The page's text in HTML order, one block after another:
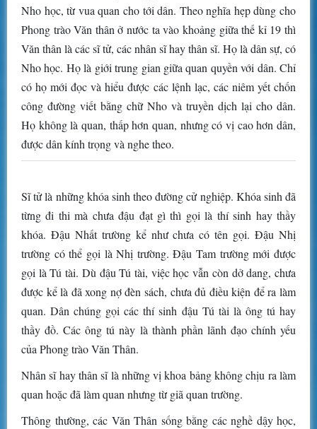
Nho học, từ vua quan cho tới dân. Theo nghĩa hẹp dùng cho
Phong trào Văn thân ở nước ta vào khoảng giữa thế kỉ 19 thì
Văn thân là các sĩ tử, các nhân sĩ hay thân sĩ. Họ là dân sự, có
Nho học. Họ là giới trung gian giữa quan quyền với dân. Chỉ
có họ mới đọc và hiểu được các lệnh lạc, các niêm yết chốn
công đường viết bằng chữ Nho và truyền dịch lại cho dân.
Họ không là quan, thấp hơn quan, nhưng có vị cao hơn dân,
được dân kính trọng và nghe theo.
Sĩ tử là những khóa sinh theo đường cử nghiệp. Khóa sinh đã
từng đi thi mà chưa đậu đạt gì thì gọi là thí sinh hay thầy
khóa. Đậu Nhất trường kể như chưa có tên gọi. Đậu Nhị
trường có thể gọi là Nhị trường. Đậu Tam trường mới được
gọi là Tú tài. Dù đậu Tú tài, việc học vẫn còn dở dang, chưa
được kể là đã xong nợ đèn sách, chưa đủ điều kiện để ra làm
quan. Dân chúng gọi các thí sinh đậu Tú tài là ông tú hay
thầy đồ. Các ông tú này là thành phần lãnh đạo chính yếu
của Phong trào Văn Thân.
Nhân sĩ hay thân sĩ là những vị khoa bảng không chịu ra làm
quan hoặc đã làm quan nhưng từ giã quan trường.
Thông thường, các Văn Thân sống bằng các nghề dậy học,